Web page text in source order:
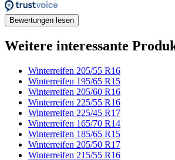
Bewertungen lesen
Weitere interessante
Winterreifen 205/55 R16
Winterreifen 195/65 R15
Winterreifen 205/60 R16
Winterreifen 225/55 R16
Winterreifen 225/45 R17
Winterreifen 165/70 R14
Winterreifen 185/65 R15
Winterreifen 205/50 R17
Winterreifen 215/55 R16